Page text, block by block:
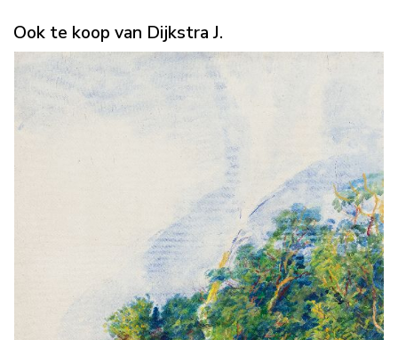
Ook te koop van Dijkstra J.